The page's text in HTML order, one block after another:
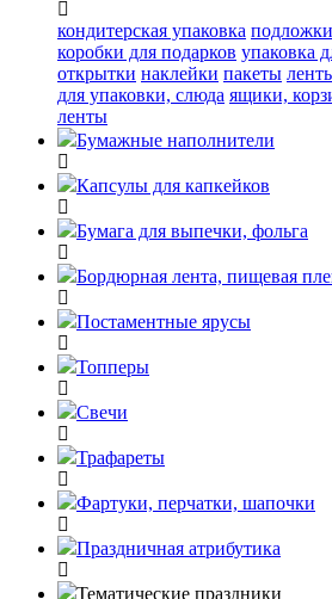
кондитерская упаковка
коробки для подарков упаковка
открытки наклейки пакеты
для упаковки, слюда ящики,
ленты
Бумажные наполнители
Капсулы для капкейков
Бумага для выпечки, фольга
Бордюрная лента, пищевая
Постаментные ярусы
Топперы
Свечи
Трафареты
Фартуки, перчатки, шапочки
Праздничная атрибутика
Тематические праздники